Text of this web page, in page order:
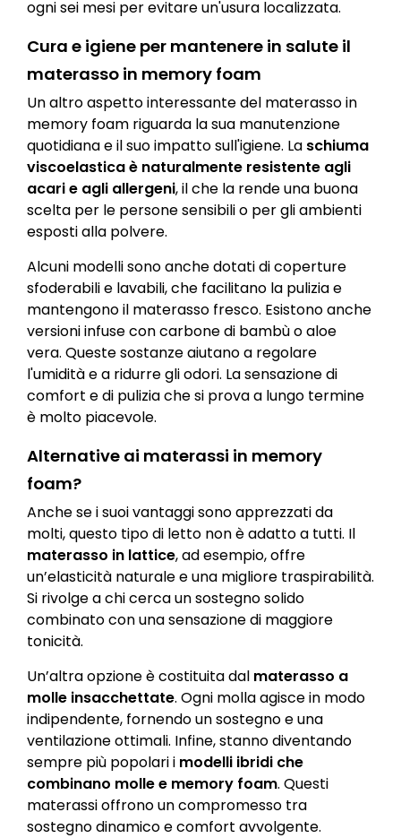
ogni sei mesi per evitare un'usura localizzata.
Cura e igiene per mantenere in salute il
materasso in memory foam
Un altro aspetto interessante del materasso in
memory foam riguarda la sua manutenzione
quotidiana e il suo impatto sull'igiene. La schiuma
viscoelastica è naturalmente resistente agli
acari e agli allergeni, il che la rende una buona
scelta per le persone sensibili o per gli ambienti
esposti alla polvere.
Alcuni modelli sono anche dotati di coperture
sfoderabili e lavabili, che facilitano la pulizia e
mantengono il materasso fresco. Esistono anche
versioni infuse con carbone di bambù o aloe
vera. Queste sostanze aiutano a regolare
l'umidità e a ridurre gli odori. La sensazione di
comfort e di pulizia che si prova a lungo termine
è molto piacevole.
Alternative ai materassi in memory
foam?
Anche se i suoi vantaggi sono apprezzati da
molti, questo tipo di letto non è adatto a tutti. Il
materasso in lattice, ad esempio, offre
un’elasticità naturale e una migliore traspirabilità.
Si rivolge a chi cerca un sostegno solido
combinato con una sensazione di maggiore
tonicità.
Un’altra opzione è costituita dal materasso a
molle insacchettate. Ogni molla agisce in modo
indipendente, fornendo un sostegno e una
ventilazione ottimali. Infine, stanno diventando
sempre più popolari i modelli ibridi che
combinano molle e memory foam. Questi
materassi offrono un compromesso tra
sostegno dinamico e comfort avvolgente.